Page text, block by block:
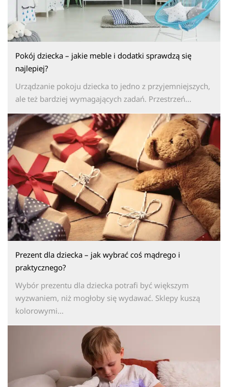
Pokój dziecka – jakie meble i dodatki sprawdzą się
najlepiej?
Urządzanie pokoju dziecka to jedno z przyjemniejszych,
ale też bardziej wymagających zadań. Przestrzeń...
Prezent dla dziecka – jak wybrać coś mądrego i
praktycznego?
Wybór prezentu dla dziecka potrafi być większym
wyzwaniem, niż mogłoby się wydawać. Sklepy kuszą
kolorowymi...